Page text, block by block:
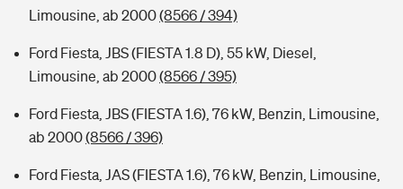
Limousine, ab 2000(8566 / 394)
Ford Fiesta, JBS (FIESTA 1.8 D), 55 kW, Diesel,
Limousine, ab 2000(8566 / 395)
Ford Fiesta, JBS (FIESTA 1.6), 76 kW, Benzin, Limousine,
ab 2000(8566 / 396)
Ford Fiesta, JAS (FIESTA 1.6), 76 kW, Benzin, Limousine,